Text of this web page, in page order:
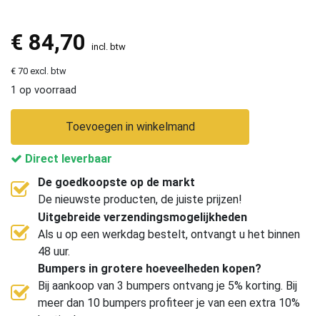
€ 84,70 incl. btw
€ 70 excl. btw
1 op voorraad
Toevoegen in winkelmand
Direct leverbaar
De goedkoopste op de markt
De nieuwste producten, de juiste prijzen!
Uitgebreide verzendingsmogelijkheden
Als u op een werkdag bestelt, ontvangt u het binnen
48 uur.
Bumpers in grotere hoeveelheden kopen?
Bij aankoop van 3 bumpers ontvang je 5% korting. Bij
meer dan 10 bumpers profiteer je van een extra 10%